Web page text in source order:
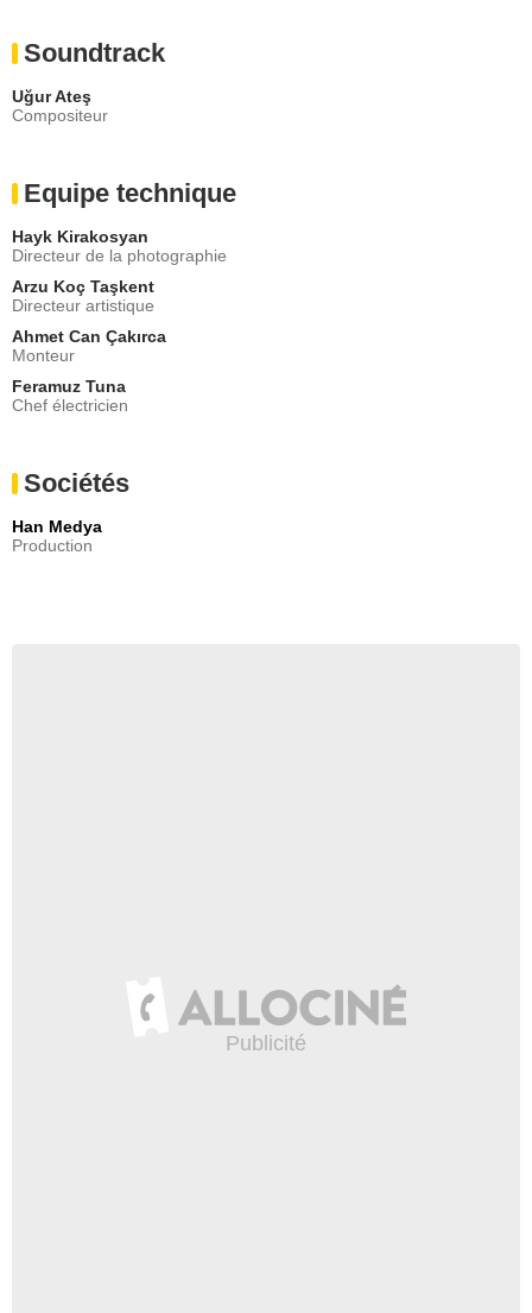
Soundtrack
Uğur Ateş
Compositeur
Equipe technique
Hayk Kirakosyan
Directeur de la photographie
Arzu Koç Taşkent
Directeur artistique
Ahmet Can Çakırca
Monteur
Feramuz Tuna
Chef électricien
Sociétés
Han Medya
Production